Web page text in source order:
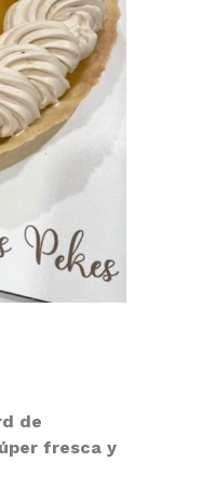
de
fresca y